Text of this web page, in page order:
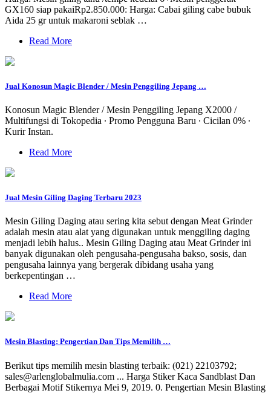
GX160 siap pakaiRp2.850.000: Harga: Cabai giling cabe bubuk
Aida 25 gr untuk makaroni seblak …
Read More
Jual Konosun Magic Blender / Mesin Penggiling Jepang …
Konosun Magic Blender / Mesin Penggiling Jepang X2000 /
Multifungsi di Tokopedia ∙ Promo Pengguna Baru ∙ Cicilan 0% ∙
Kurir Instan.
Read More
Jual Mesin Giling Daging Terbaru 2023
Mesin Giling Daging atau sering kita sebut dengan Meat Grinder
adalah mesin atau alat yang digunakan untuk menggiling daging
menjadi lebih halus.. Mesin Giling Daging atau Meat Grinder ini
banyak digunakan oleh pengusaha-pengusaha bakso, sosis, dan
pengusaha lainnya yang bergerak dibidang usaha yang
berkepentingan …
Read More
Mesin Blasting: Pengertian Dan Tips Memilih …
Berikut tips memilih mesin blasting terbaik: (021) 22103792;
sales@arlenglobalmulia.com ... Harga Stiker Kaca Sandblast Dan
Berbagai Motif Stikernya Mei 9, 2019. 0. Pengertian Mesin Blasting